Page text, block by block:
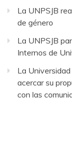
La UNPSJB
de género
La UNPSJB
Internos de
La
acercar su
con las